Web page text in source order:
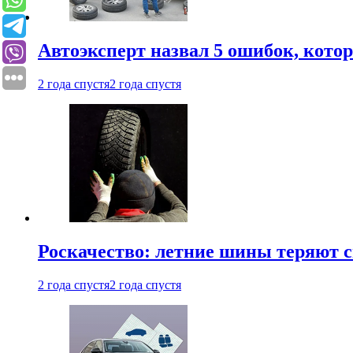
Автоэксперт назвал 5 ошибок,
2 года спустя2 года спустя
Роскачество: летние шины теряют
2 года спустя2 года спустя